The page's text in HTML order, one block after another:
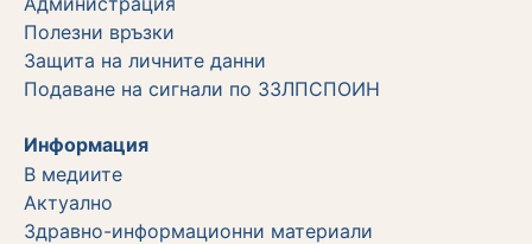
Полезни връзки
Защита на личните данни
Подаване на сигнали по ЗЗЛПСПОИН
Информация
В медиите
Актуално
Здравно-информационни материали